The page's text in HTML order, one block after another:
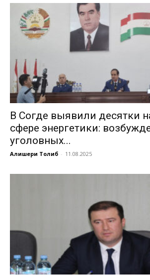
В Согде выявили десятки
сфере энергетики:
уголовных...
Алишери Толиб - 11.08.2025